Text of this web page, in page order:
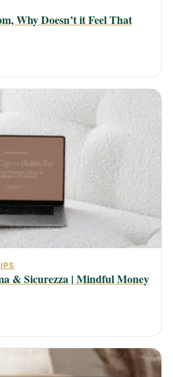
Why Doesn’t it Feel That
& Sicurezza | Mindful Money